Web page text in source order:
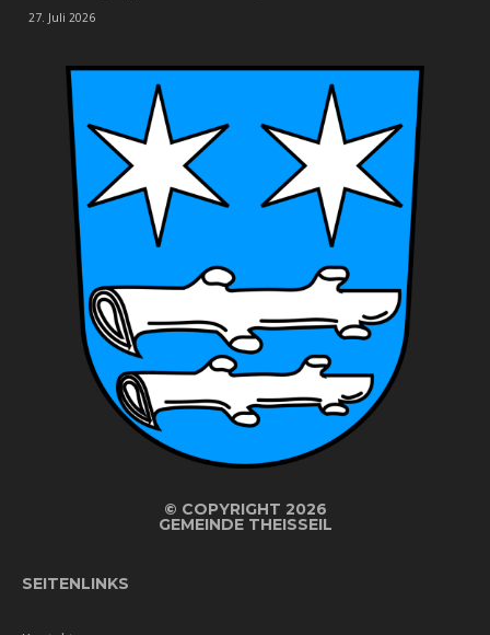
27. Juli 2026
© COPYRIGHT 2026
GEMEINDE THEISSEIL
SEITENLINKS